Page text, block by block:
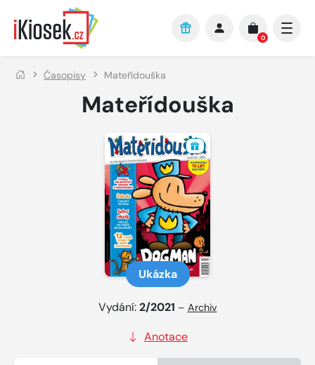
Přejít na hlavní obsah
0
Časopisy Mateřídouška
Mateřídouška
Ukázka
Vydání:2/2021 – Archiv
Anotace